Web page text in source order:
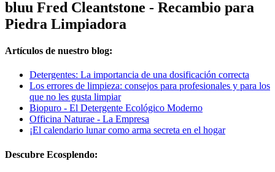
bluu Fred Cleantstone - Recambio para
Piedra Limpiadora
Artículos de nuestro blog:
Detergentes: La importancia de una dosificación correcta
Los errores de limpieza: consejos para profesionales y para los
que no les gusta limpiar
Biopuro - El Detergente Ecológico Moderno
Officina Naturae - La Empresa
¡El calendario lunar como arma secreta en el hogar
Descubre Ecosplendo: